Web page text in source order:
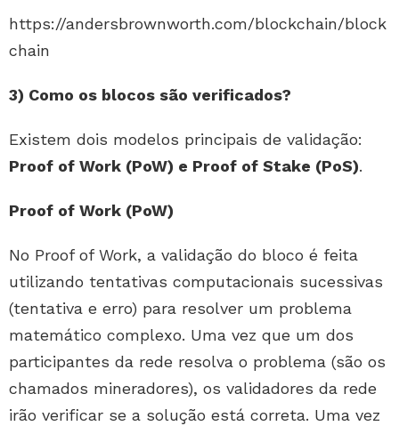
https://andersbrownworth.com/blockchain/block
chain
3) Como os blocos são verificados?
Existem dois modelos principais de validação:
Proof of Work (PoW) e Proof of Stake (PoS).
Proof of Work (PoW)
No Proof of Work, a validação do bloco é feita
utilizando tentativas computacionais sucessivas
(tentativa e erro) para resolver um problema
matemático complexo. Uma vez que um dos
participantes da rede resolva o problema (são os
chamados mineradores), os validadores da rede
irão verificar se a solução está correta. Uma vez